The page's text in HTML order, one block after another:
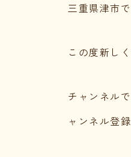
三重県津市
この度新し
チャンネル
ャンネル登